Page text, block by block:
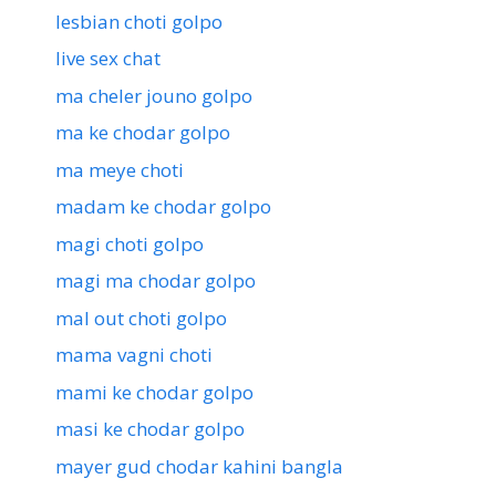
lesbian choti golpo
live sex chat
ma cheler jouno golpo
ma ke chodar golpo
ma meye choti
madam ke chodar golpo
magi choti golpo
magi ma chodar golpo
mal out choti golpo
mama vagni choti
mami ke chodar golpo
masi ke chodar golpo
mayer gud chodar kahini bangla